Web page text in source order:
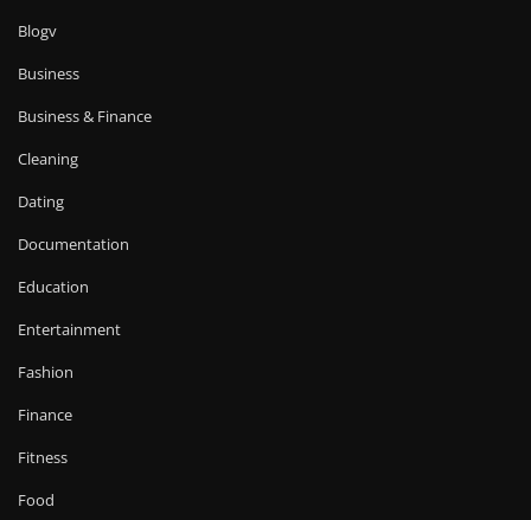
Blogv
Business
Business & Finance
Cleaning
Dating
Documentation
Education
Entertainment
Fashion
Finance
Fitness
Food